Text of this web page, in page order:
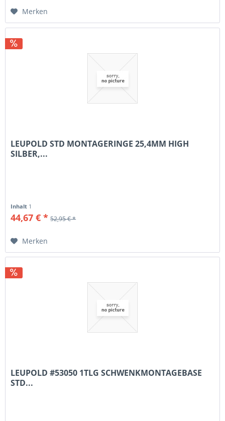
Merken
LEUPOLD STD MONTAGERINGE 25,4MM HIGH
SILBER,...
Inhalt 1
44,67 € * 52,95 € *
Merken
LEUPOLD #53050 1TLG SCHWENKMONTAGEBASE
STD...